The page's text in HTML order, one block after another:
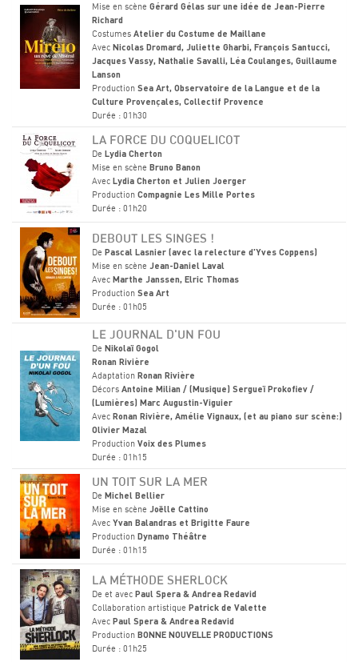
Mise en scène Gérard Gélas sur une idée de Jean-Pierre
Richard
Costumes Atelier du Costume de Maillane
Avec Nicolas Dromard, Juliette Gharbi, François Santucci,
Jacques Vassy, Nathalie Savalli, Léa Coulanges, Guillaume
Lanson
Production Sea Art, Observatoire de la Langue et de la
Culture Provençales, Collectif Provence
Durée : 01h30
LA FORCE DU COQUELICOT
De Lydia Cherton
Mise en scène Bruno Banon
Avec Lydia Cherton et Julien Joerger
Production Compagnie Les Mille Portes
Durée : 01h20
DEBOUT LES SINGES !
De Pascal Lasnier (avec la relecture d'Yves Coppens)
Mise en scène Jean-Daniel Laval
Avec Marthe Janssen, Elric Thomas
Production Sea Art
Durée : 01h05
LE JOURNAL D'UN FOU
De Nikolaï Gogol
Ronan Rivière
Adaptation Ronan Rivière
Décors Antoine Milian / (Musique) Sergueï Prokofiev /
(Lumières) Marc Augustin-Viguier
Avec Ronan Rivière, Amélie Vignaux, (et au piano sur scène:)
Olivier Mazal
Production Voix des Plumes
Durée : 01h15
UN TOIT SUR LA MER
De Michel Bellier
Mise en scène Joëlle Cattino
Avec Yvan Balandras et Brigitte Faure
Production Dynamo Théâtre
Durée : 01h15
LA MÉTHODE SHERLOCK
De et avec Paul Spera & Andrea Redavid
Collaboration artistique Patrick de Valette
Avec Paul Spera & Andrea Redavid
Production BONNE NOUVELLE PRODUCTIONS
Durée : 01h25